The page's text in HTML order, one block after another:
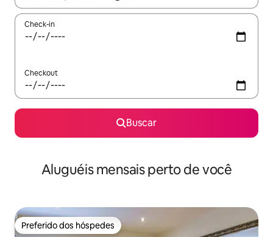
Check-in
Checkout
Buscar
Aluguéis mensais perto de você
Preferido dos hóspedes
Preferido dos hóspedes